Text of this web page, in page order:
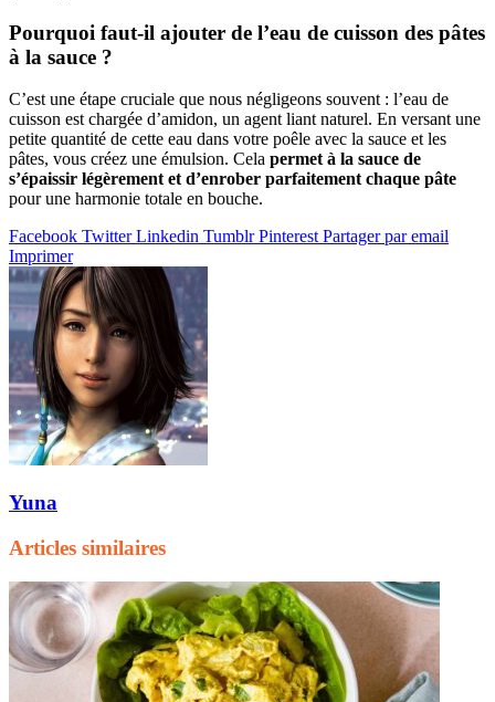
Pourquoi faut-il ajouter de l’eau de cuisson des pâtes
à la sauce ?
C’est une étape cruciale que nous négligeons souvent : l’eau de
cuisson est chargée d’amidon, un agent liant naturel. En versant une
petite quantité de cette eau dans votre poêle avec la sauce et les
pâtes, vous créez une émulsion. Cela permet à la sauce de
s’épaissir légèrement et d’enrober parfaitement chaque pâte
pour une harmonie totale en bouche.
Facebook Twitter Linkedin Tumblr Pinterest Partager par email
Imprimer
Yuna
Articles similaires